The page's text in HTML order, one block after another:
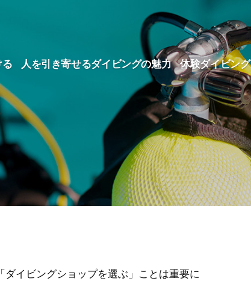
人を引き寄せるダイビングの魅力 体験ダイビング
イビングショップを選ぶ」ことは重要に